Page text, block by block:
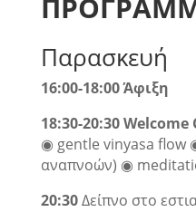
Παρασκευή
16:00-18:00Άφιξη
18:30-20:30 Welcome
◉ gentle vinyasa flow
αναπνοών) ◉
20:30Δείπνο στο